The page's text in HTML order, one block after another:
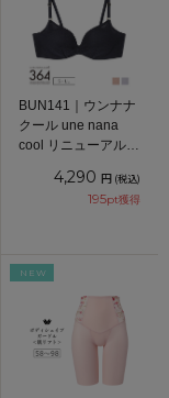
BUN141｜ウンナナ
クール une nana
cool リニューアル
ノンワイヤーブラ
4,290 円 (税込)
195pt獲得
NEW